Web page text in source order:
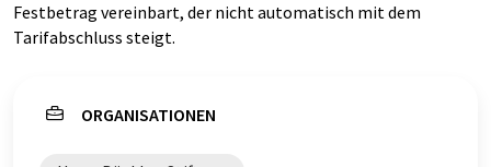
Festbetrag vereinbart, der nicht automatisch mit dem
Tarifabschluss steigt.
ORGANISATIONEN